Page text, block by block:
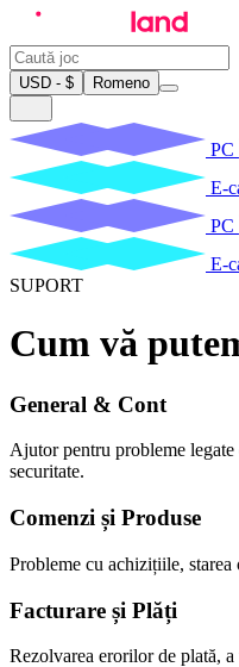
USD - $ Romeno
PC
E-
PC
E-
SUPORT
Cum vă
General & Cont
Ajutor pentru probleme
securitate.
Comenzi și Produse
Probleme cu achizițiile,
Facturare și Plăți
Rezolvarea erorilor de plată,